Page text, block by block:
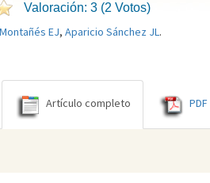
Valoración: 3 (2 Votos)
EJ, Aparicio Sánchez JL.
Artículo completo PDF